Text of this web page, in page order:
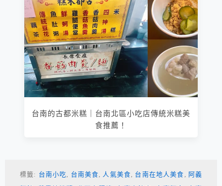
台南的古都米糕｜台南北區小吃店傳統米糕美
食推薦！
標籤: 台南小吃, 台南美食, 人氣美食, 台南在地人美食 , 阿義